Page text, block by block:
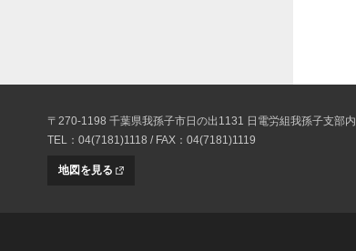
〒270-1198 千葉県我孫子市日の出1131 日電労組我孫子支部内
TEL：04(7181)1118 / FAX：04(7181)1119
地図を見る